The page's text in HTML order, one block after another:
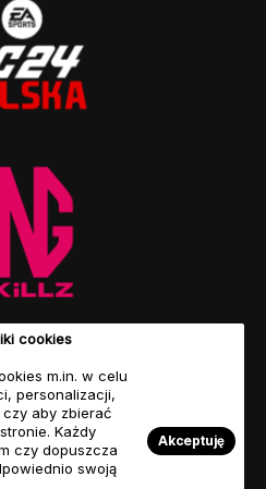
cookies
m.in. w celu
personalizacji,
czy aby zbierać
Każdy
czy dopuszcza
swoją
Akceptuję